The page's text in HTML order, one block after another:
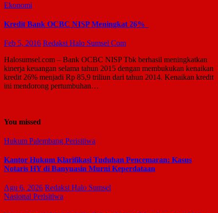
Ekonomi
Kredit Bank OCBC NISP Meningkat 26%
Feb 5, 2016 Redaksi Halo Sumsel Com
Halosumsel.com – Bank OCBC NISP Tbk berhasil meningkatkan
kinerja keuangan selama tahun 2015 dengan membukukan kenaikan
kredit 26% menjadi Rp 85,9 triliun dari tahun 2014. Kenaikan kredit
ini mendorong pertumbuhan…
You missed
Hukum Palembang Perisitiwa
Kantor Hukum Klarifikasi Tuduhan Pencemaran: Kasus
Notaris HY di Banyuasin Murni Keperdataan
Agu 6, 2026 Redaksi Halo Sumsel
Nasional Perisitiwa